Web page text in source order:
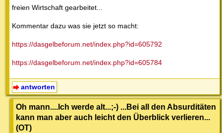
freien Wirtschaft gearbeitet...
Kommentar dazu was sie jetzt so macht:
https://dasgelbeforum.net/index.php?id=605792
https://dasgelbeforum.net/index.php?id=605784
antworten
Oh mann....Ich werde alt...;-) ...Bei all den Absurditäten
kann man aber auch leicht den Überblick verlieren...
(OT)